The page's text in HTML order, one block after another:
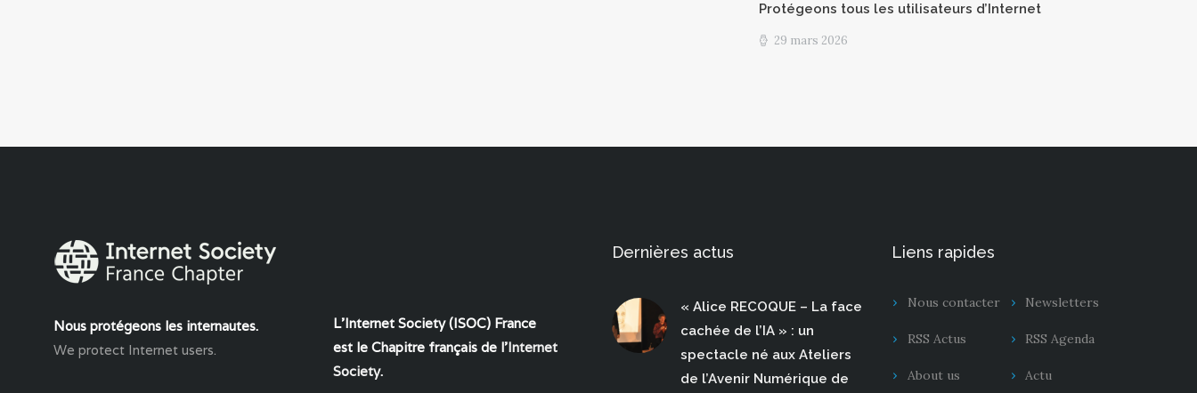
Protégeons tous les utilisateurs d’Internet
29 mars 2026
Nous protégeons les internautes.
We protect Internet users.
L'Internet Society (ISOC) France
est le Chapitre français de l'Internet
Society.
Dernières actus
« Alice RECOQUE – La face
cachée de l’IA » : un
spectacle né aux Ateliers
de l’Avenir Numérique de
Liens rapides
Nous contacter Newsletters
RSS Actus RSS Agenda
About us Actu